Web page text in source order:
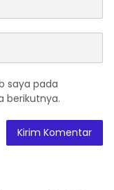
saya pada
berikutnya.